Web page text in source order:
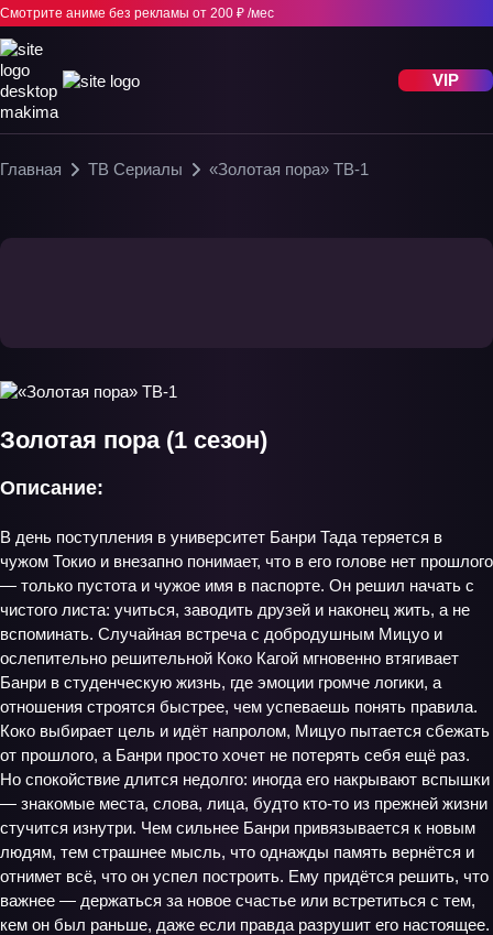
Смотрите аниме без рекламы от 200 ₽ /мес
VIP
Главная ТВ Сериалы «Золотая пора» ТВ-1
Золотая пора (1 сезон)
Описание:
В день поступления в университет Банри Тада теряется в
чужом Токио и внезапно понимает, что в его голове нет прошлого
— только пустота и чужое имя в паспорте. Он решил начать с
чистого листа: учиться, заводить друзей и наконец жить, а не
вспоминать. Случайная встреча с добродушным Мицуо и
ослепительно решительной Коко Кагой мгновенно втягивает
Банри в студенческую жизнь, где эмоции громче логики, а
отношения строятся быстрее, чем успеваешь понять правила.
Коко выбирает цель и идёт напролом, Мицуо пытается сбежать
от прошлого, а Банри просто хочет не потерять себя ещё раз.
Но спокойствие длится недолго: иногда его накрывают вспышки
— знакомые места, слова, лица, будто кто-то из прежней жизни
стучится изнутри. Чем сильнее Банри привязывается к новым
людям, тем страшнее мысль, что однажды память вернётся и
отнимет всё, что он успел построить. Ему придётся решить, что
важнее — держаться за новое счастье или встретиться с тем,
кем он был раньше, даже если правда разрушит его настоящее.